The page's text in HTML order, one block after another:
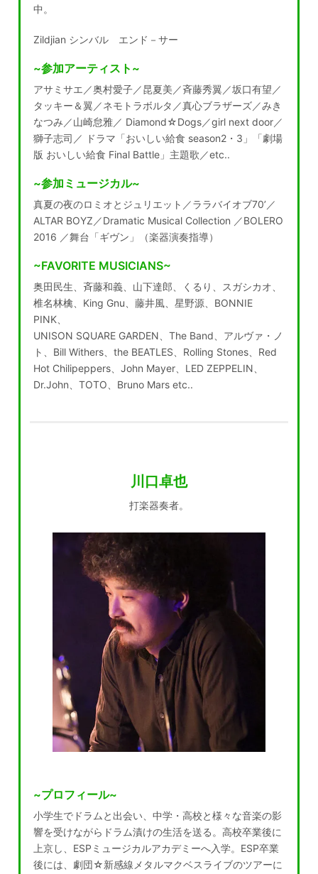
中。
Zildjian シンバル エンド－サー
~参加アーティスト~
アサミサエ／奥村愛子／昆夏美／斉藤秀翼／坂口有望／
タッキー＆翼／ネモトラボルタ／真心ブラザーズ／みき
なつみ／山崎怠雅／ Diamond☆Dogs／girl next door／
獅子志司／ ドラマ「おいしい給食 season2・3」「劇場
版 おいしい給食 Final Battle」主題歌／etc..
~参加ミュージカル~
真夏の夜のロミオとジュリエット／ララバイオブ70’／
ALTAR BOYZ／Dramatic Musical Collection ／BOLERO
2016 ／舞台「ギヴン」（楽器演奏指導）
~FAVORITE MUSICIANS~
奥田民生、斉藤和義、山下達郎、くるり、スガシカオ、
椎名林檎、King Gnu、藤井風、星野源、BONNIE
PINK、
UNISON SQUARE GARDEN、The Band、アルヴァ・ノ
ト、Bill Withers、the BEATLES、Rolling Stones、Red
Hot Chilipeppers、John Mayer、LED ZEPPELIN、
Dr.John、TOTO、Bruno Mars etc..
川口卓也
打楽器奏者。
~プロフィール~
小学生でドラムと出会い、中学・高校と様々な音楽の影
響を受けながらドラム漬けの生活を送る。高校卒業後に
上京し、ESPミュージカルアカデミーへ入学。 ESP卒業
後には、劇団☆新感線メタルマクベスライブのツアーに